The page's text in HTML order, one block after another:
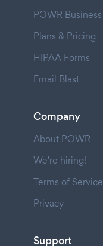
POWR Business
Plans & Pricing
HIPAA Forms
Email Blast
Company
About POWR
We're hiring!
Terms of Service
Privacy
Support